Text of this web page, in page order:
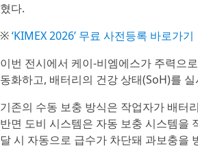
혔다.
※‘KIMEX 2026’ 무료 사전등록 바로가기
이번 전시에서 케이-비엠에스가 주력으
동화하고, 배터리의 건강 상태(SoH)를
기존의 수동 보충 방식은 작업자가 배터
반면 도비 시스템은 자동 보충 시스템을
달 시 자동으로 급수가 차단돼 과보충을